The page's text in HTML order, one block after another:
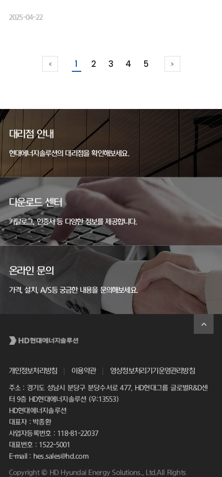
2025-04-22
1 2 3 4 5
대리점 안내
현대에너지솔루션의 대리점을 확인해보세요.
다운로드 센터
카탈로그, 인증서 등 다양한 정보를 제공합니다.
온라인 문의
가격, 설치, A/S등 궁금한 내용을 문의해보세요.
개인정보처리방침 이용약관 영상정보처리기기운영관리방침
주소 : 경기도 성남시 분당구 분당수서로 477, HD현대그룹 글로벌R&D센
터 9층 HD현대에너지솔루션 (우:13553)
HD현대에너지솔루션
대표자 : 박종환
사업자등록번호 : 118-81-22037
대표번호 : 1522-5001
E-mail : hes.sales@hd.com
Copyright © HD Hyundai Energy Solutions., Ltd.All Rights